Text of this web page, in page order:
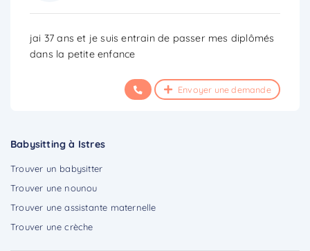
Babysitting à Istres
Trouver un babysitter
Trouver une nounou
Trouver une assistante maternelle
Trouver une crèche
jai 37 ans et je suis entrain de passer mes diplômés
dans la petite enfance
Envoyer une demande